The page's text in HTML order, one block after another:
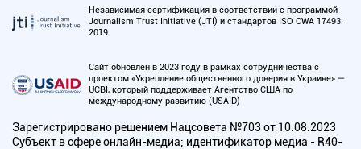
Независимая сертификация в соответствии с программой
Journalism Trust Initiative (JTI) и стандартов ISO CWA 17493:
2019
Сайт обновлен в 2023 году в рамках сотрудничества с
проектом «Укрепление общественного доверия в Украине» —
UCBI, который поддерживает Агентство США по
международному развитию (USAID)
Зарегистрировано решением Нацсовета №703 от 10.08.2023
Субъект в сфере онлайн-медиа; идентификатор медиа - R40-